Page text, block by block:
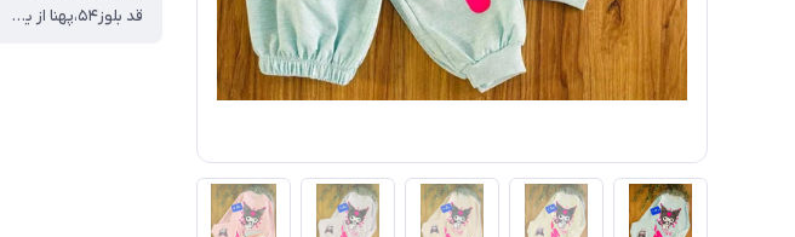
قد بلوز۵۴،پهنا از یک طرف۳۸،قدآستین از سرشونه ۴۵،قدشلوار۷۹